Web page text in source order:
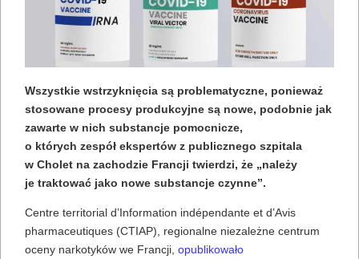
Wszystkie wstrzyknięcia są problematyczne, ponieważ
stosowane procesy produkcyjne są nowe, podobnie jak
zawarte w nich substancje pomocnicze,
o których zespół ekspertów z publicznego szpitala
w Cholet na zachodzie Francji twierdzi, że „należy
je traktować jako nowe substancje czynne”.
Centre territorial d’Information indépendante et d’Avis
pharmaceutiques (CTIAP), regionalne niezależne centrum
oceny narkotyków we Francji, opublikowało